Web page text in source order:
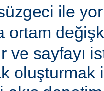
ile
ortam
ve sayfayı
oluşturmak